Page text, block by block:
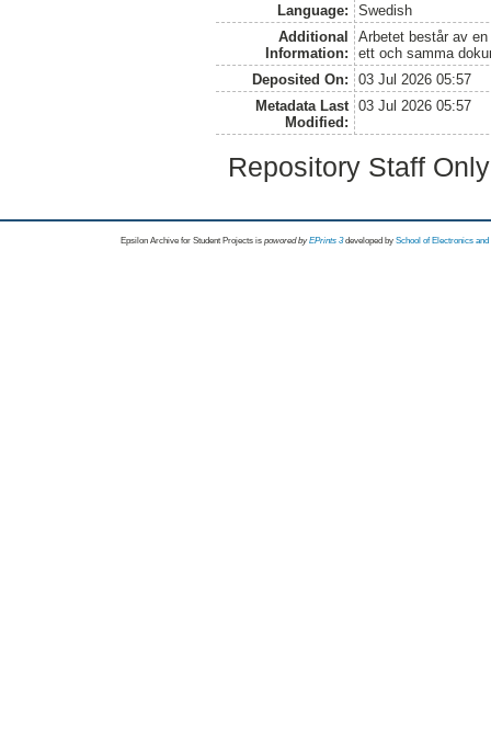
Language:
Swedish
Additional
Information:
Arbetet består av
ett och samma
Deposited On:
03 Jul 2026 05:57
Metadata Last
Modified:
03 Jul 2026 05:57
Repository Staff
Epsilon Archive for Student Projects is powored byEPrints 3 developed by School of Electronics